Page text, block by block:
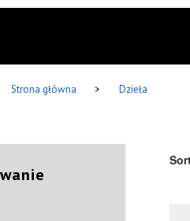
Strona główna > Dzieła